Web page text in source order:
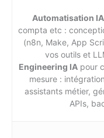
Automatisation IA
compta etc :
(n8n, Make, App
vos outils et
Engineering IA pour
mesure :
assistants métier,
APIs,